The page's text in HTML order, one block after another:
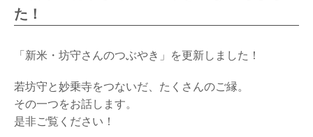
た！
「新米・坊守さんのつぶやき」を更新しました！
若坊守と妙乗寺をつないだ、たくさんのご縁。
その一つをお話します。
是非ご覧ください！